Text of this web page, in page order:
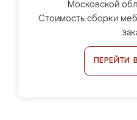
Московской
Стоимость сборки
ПЕРЕЙТИ